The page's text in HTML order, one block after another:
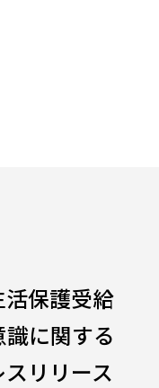
活保護受給
に関する
リリース